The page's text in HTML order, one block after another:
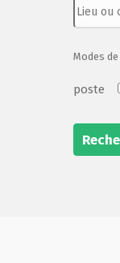
Modes
poste